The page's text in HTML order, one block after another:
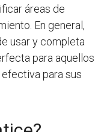
áreas de
En general,
usar y completa
para aquellos
para sus